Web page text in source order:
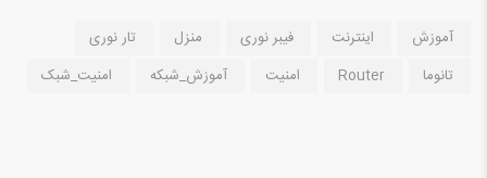
آموزش اینترنت فیبر نوری منزل
تار نوری
تانوما
Router امنیت آموزش_شبکه امنیت_شبک